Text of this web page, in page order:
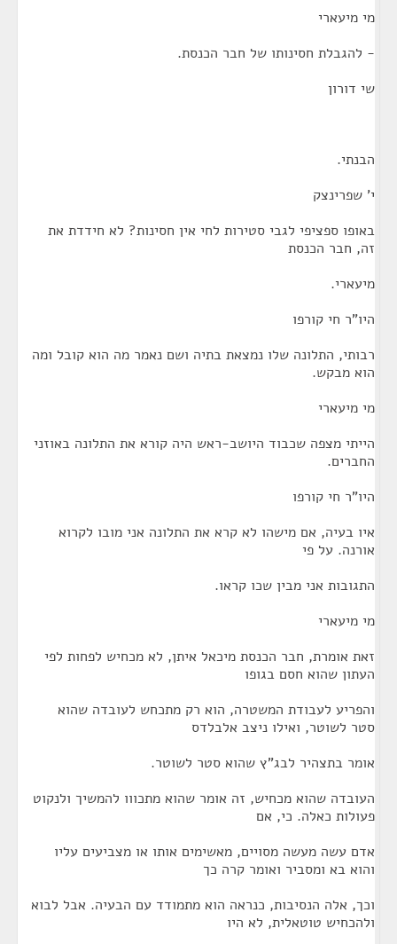
מי מיעארי
- להגבלת חסינותו של חבר הכנסת.
שי דורון
הבנתי.
י' שפרינצק
באופו ספציפי לגבי סטירות לחי אין חסינות? לא חידדת את
זה, חבר הכנסת
מיעארי.
היו"ר חי קורפו
רבותי, התלונה שלו נמצאת בתיה ושם נאמר מה הוא קובל ומה
הוא מבקש.
מי מיעארי
הייתי מצפה שכבוד היושב-ראש היה קורא את התלונה באוזני
החברים.
היו"ר חי קורפו
איו בעיה, אם מישהו לא קרא את התלונה אני מובו לקרוא
אורנה. על פי
התגובות אני מבין שכו קראו.
מי מיעארי
זאת אומרת, חבר הכנסת מיכאל איתן, לא מכחיש לפחות לפי
העתון שהוא חסם בגופו
והפריע לעבודת המשטרה, הוא רק מתכחש לעובדה שהוא
סטר לשוטר, ואילו ניצב אלבלדס
אומר בתצהיר לבג"ץ שהוא סטר לשוטר.
העובדה שהוא מכחיש, זה אומר שהוא מתכווו להמשיך ולנקוט
פעולות כאלה. כי, אם
אדם עשה מעשה מסויים, מאשימים אותו או מצביעים עליו
והוא בא ומסביר ואומר קרה כך
וכך, אלה הנסיבות, כנראה הוא מתמודד עם הבעיה. אבל לבוא
ולהכחיש טוטאלית, לא היו